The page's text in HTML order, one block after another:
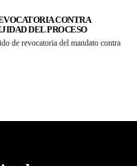
CONTRA
DEL PROCESO
de revocatoria del mandato contra